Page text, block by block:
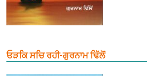
ਓੜਕਿ ਸਚਿ ਰਹੀ-ਗੁਰਨਾਮ ਢਿੱਲੋਂ